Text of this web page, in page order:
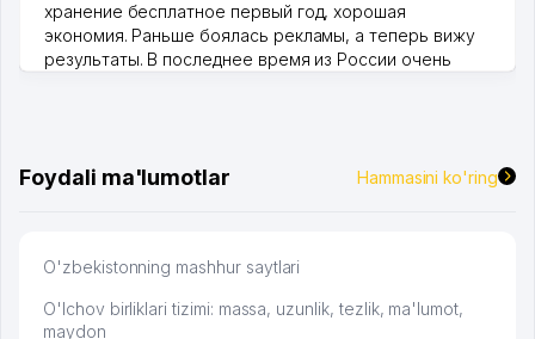
хранение бесплатное первый год, хорошая
экономия. Раньше боялась рекламы, а теперь вижу
результаты. В последнее время из России очень
Foydali ma'lumotlar Hammasini ko'ring
O'zbekistonning mashhur saytlari
O'lchov birliklari tizimi: massa, uzunlik, tezlik, ma'lumot,
maydon